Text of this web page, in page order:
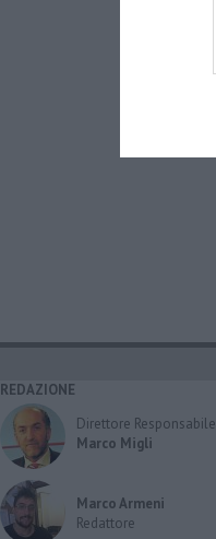
REDAZIONE
Direttore Responsabile
Marco Migli
Marco Armeni
Redattore